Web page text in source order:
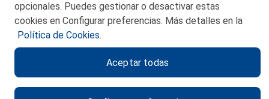
POLITICA DE PRIVACIDAD
POLITICA DE COOKIES
CANAL DE ÉTICA
opcionales. Puedes gestionar o desactivar estas
cookies en Configurar preferencias. Más detalles en la
Política de Cookies.
Aceptar todas